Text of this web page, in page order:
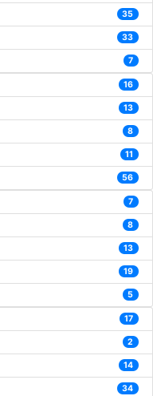
35
33
7
16
13
8
11
56
7
8
13
19
5
17
2
14
34